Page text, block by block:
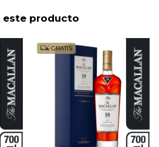
este producto
GRATIS